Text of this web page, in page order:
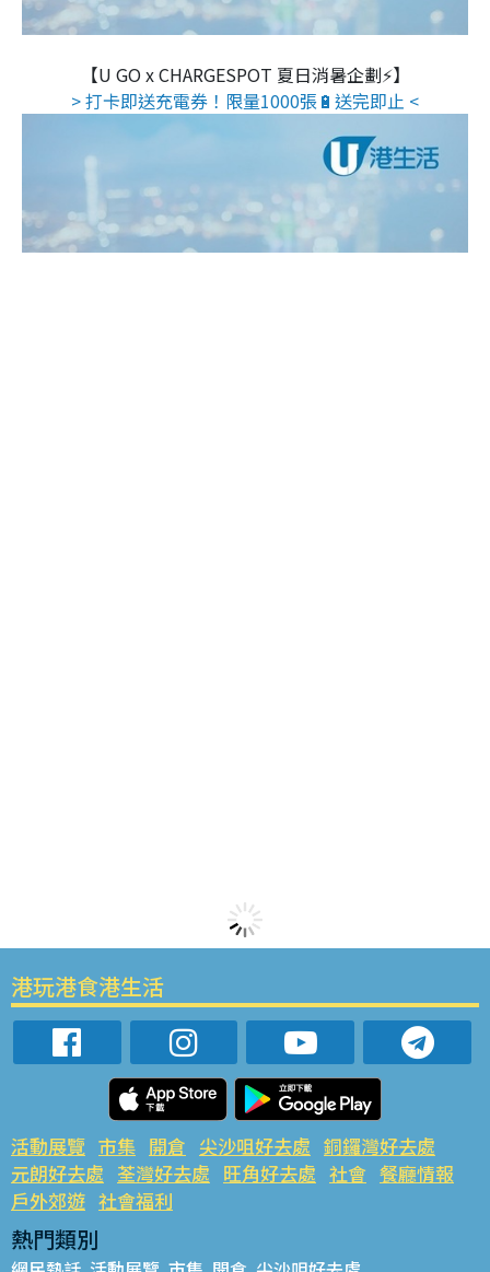
【U GO x CHARGESPOT 夏日消暑企劃⚡】
> 打卡即送充電券！限量1000張🔋送完即止 <
港玩港食港生活
活動展覽 市集 開倉 尖沙咀好去處 銅鑼灣好去處
元朗好去處 荃灣好去處 旺角好去處 社會 餐廳情報
戶外郊遊 社會福利
熱門類別